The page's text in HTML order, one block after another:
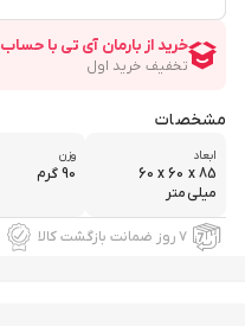
مشخصات
ابعاد
‎60 x 60 x 85
میلی‌متر
وزن
90 گرم
۷ روز ضمانت بازگشت کالا